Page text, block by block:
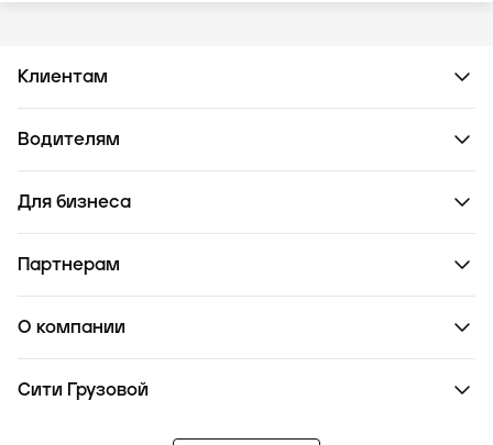
Клиентам
Водителям
Для бизнеса
Партнерам
О компании
Сити Грузовой